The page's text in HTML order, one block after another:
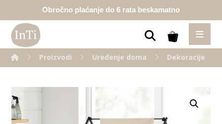
Obročno plaćanje do 6 rata beskamatno
Proizvodi Uređenje doma Dekoracije